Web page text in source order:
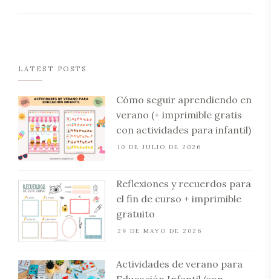
LATEST POSTS
Cómo seguir aprendiendo en
verano (+ imprimible gratis
con actividades para infantil)
10 DE JULIO DE 2026
Reflexiones y recuerdos para
el fin de curso + imprimible
gratuito
29 DE MAYO DE 2026
Actividades de verano para